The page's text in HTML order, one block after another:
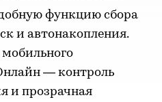
функцию сбора
и автонакопления.
— контроль
и прозрачная